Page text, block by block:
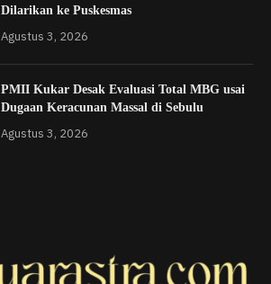
Dilarikan ke Puskesmas
Agustus 3, 2026
PMII Kukar Desak Evaluasi Total MBG usai
Dugaan Keracunan Massal di Sebulu
Agustus 3, 2026